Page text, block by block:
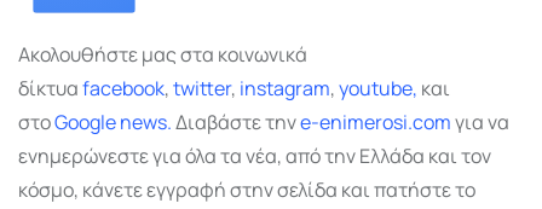
Ακολουθήστε μας στα κοινωνικά
δίκτυαfacebook,twitter, instagram,youtube, και
στοGooglenews.Διαβάστε τηνe-enimerosi.comγια να
ενημερώνεστε για όλα τα νέα, από την Ελλάδα και τον
κόσμο, κάνετε εγγραφή στην σελίδα και πατήστε το